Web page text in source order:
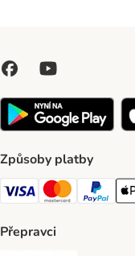
Způsoby platby
Visa Payment Method
MastercardPayPal
Přepravci